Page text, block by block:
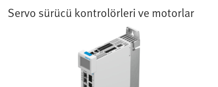
Servo sürücü kontrolörleri ve motorlar